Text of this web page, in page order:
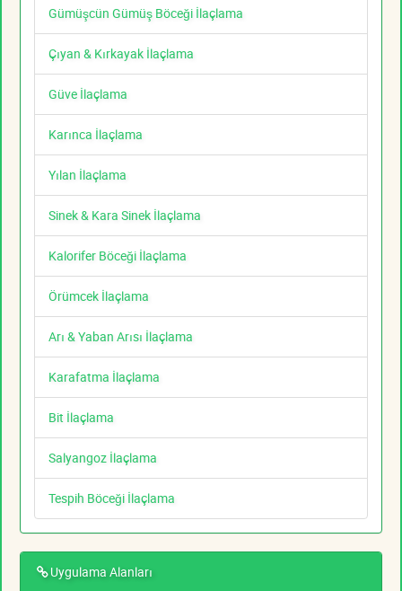
Gümüşcün Gümüş Böceği İlaçlama
Çıyan & Kırkayak İlaçlama
Güve İlaçlama
Karınca İlaçlama
Yılan İlaçlama
Sinek & Kara Sinek İlaçlama
Kalorifer Böceği İlaçlama
Örümcek İlaçlama
Arı & Yaban Arısı İlaçlama
Karafatma İlaçlama
Bit İlaçlama
Salyangoz İlaçlama
Tespih Böceği İlaçlama
Uygulama Alanları